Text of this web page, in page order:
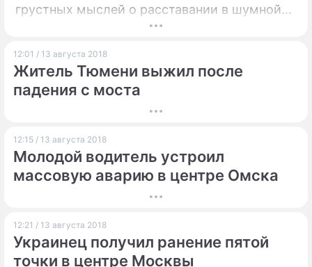
грустных мыслей о расставании в шумной
12:01 / 13 августа 2018
Житель Тюмени выжил после
падения с моста
12:15 / 13 августа 2018
Молодой водитель устроил
массовую аварию в центре Омска
12:21 / 13 августа 2018
Украинец получил ранение пятой
точки в центре Москвы